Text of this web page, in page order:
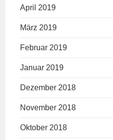
April 2019
März 2019
Februar 2019
Januar 2019
Dezember 2018
November 2018
Oktober 2018